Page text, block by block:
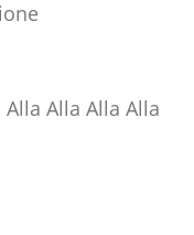
Alla Alla Alla